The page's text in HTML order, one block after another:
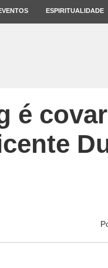
ESPIRITUALIDADE
é